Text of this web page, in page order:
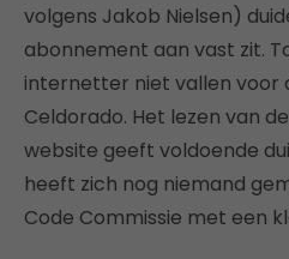
volgens Jakob Nielsen)
abonnement aan vast zit.
internetter niet vallen voor
Celdorado. Het lezen van
website geeft voldoende
heeft zich nog niemand
Code Commissie met een